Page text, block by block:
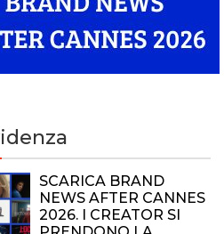
SCARICA BRAND
NEWS AFTER CANNES
2026. I CREATOR SI